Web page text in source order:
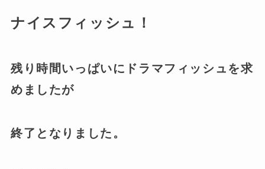
ナイスフィッシュ！
残り時間いっぱいにドラマフィッシュを求
めましたが
終了となりました。